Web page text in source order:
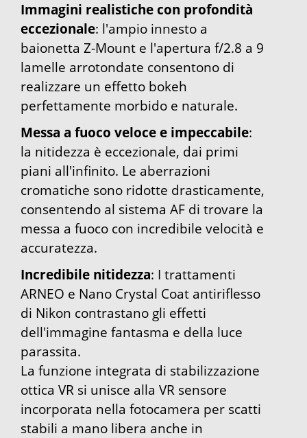
Immagini realistiche con profondità
eccezionale: l'ampio innesto a
baionetta Z-Mount e l'apertura f/2.8 a 9
lamelle arrotondate consentono di
realizzare un effetto bokeh
perfettamente morbido e naturale.
Messa a fuoco veloce e impeccabile:
la nitidezza è eccezionale, dai primi
piani all'infinito. Le aberrazioni
cromatiche sono ridotte drasticamente,
consentendo al sistema AF di trovare la
messa a fuoco con incredibile velocità e
accuratezza.
Incredibile nitidezza: I trattamenti
ARNEO e Nano Crystal Coat antiriflesso
di Nikon contrastano gli effetti
dell'immagine fantasma e della luce
parassita.
La funzione integrata di stabilizzazione
ottica VR si unisce alla VR sensore
incorporata nella fotocamera per scatti
stabili a mano libera anche in